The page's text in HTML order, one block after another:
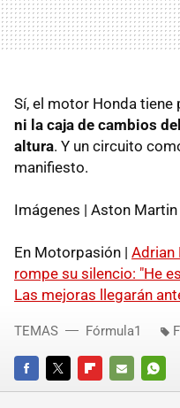
Sí, el motor Honda tiene
ni la caja de cambios
altura. Y un circuito
manifiesto.
Imágenes | Aston Martin
En Motorpasión | Adrian
rompe su silencio: "He
Las mejoras llegarán
FACEBOOKTWITTERFLIPBOARD
E-
TEMAS Fórmula1